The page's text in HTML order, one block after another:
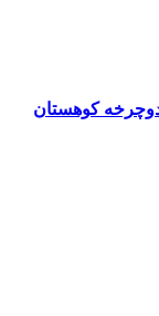
۴.۱.۰۱ دسته بندی دوچرخه کوهستان